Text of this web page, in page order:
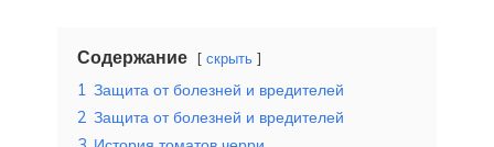
Содержание скрыть
1 Защита от болезней и вредителей
2 Защита от болезней и вредителей